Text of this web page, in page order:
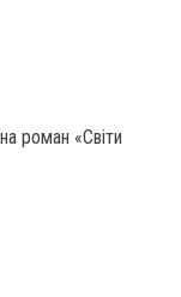
роман «Світи